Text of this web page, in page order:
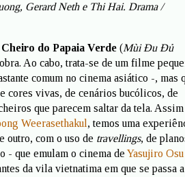
Gerard Neth e Thi Hai. Drama /
do Papaia Verde (Mùi Đu Đủ
Ao cabo, trata-se de um filme
comum no cinema asiático -, mas
cores vivas, de cenários bucólicos, de
que parecem saltar da tela. Assim
Weerasethakul , temos uma
outro, com o uso de travellings, de
- que emulam o cinema de Yasujiro Osu
da vila vietnatima em que se passa a